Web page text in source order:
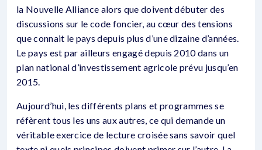
la Nouvelle Alliance alors que doivent débuter des
discussions sur le code foncier, au cœur des tensions
que connait le pays depuis plus d’une dizaine d’années.
Le pays est par ailleurs engagé depuis 2010 dans un
plan national d’investissement agricole prévu jusqu’en
2015.
Aujourd’hui, les différents plans et programmes se
réfèrent tous les uns aux autres, ce qui demande un
véritable exercice de lecture croisée sans savoir quel